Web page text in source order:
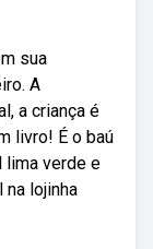
sua
A
a criança é
livro! É o baú
lima verde e
lojinha